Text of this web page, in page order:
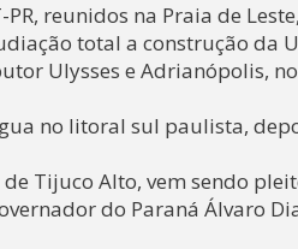
reunidos na Praia de
total a construção da
Ulysses e Adrianópolis,
no litoral sul paulista,
Tijuco Alto, vem sendo
do Paraná Álvaro